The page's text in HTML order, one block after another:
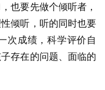
也要先做个倾听者，
倾听，听的同时也要
次成绩，科学评价自
存在的问题、面临的